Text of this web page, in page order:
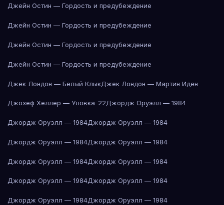
Джейн Остин — Гордость и предубеждение
Джейн Остин — Гордость и предубеждение
Джейн Остин — Гордость и предубеждение
Джейн Остин — Гордость и предубеждение
Джек Лондон — Белый КлыкДжек Лондон — Мартин Иден
Джозеф Хеллер — Уловка-22Джордж Оруэлл — 1984
Джордж Оруэлл — 1984Джордж Оруэлл — 1984
Джордж Оруэлл — 1984Джордж Оруэлл — 1984
Джордж Оруэлл — 1984Джордж Оруэлл — 1984
Джордж Оруэлл — 1984Джордж Оруэлл — 1984
Джордж Оруэлл — 1984Джордж Оруэлл — 1984